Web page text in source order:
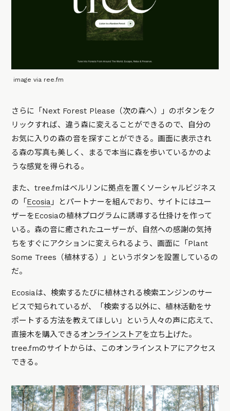
image via ree.fm
さらに「Next Forest Please（次の森へ）」のボタンをク
リックすれば、違う森に変えることができるので、自分の
お気に入りの森の音を探すことができる。画面に表示され
る森の写真も美しく、まるで本当に森を歩いているかのよ
うな感覚を得られる。
また、tree.fmはベルリンに拠点を置くソーシャルビジネス
の「 Ecosia 」とパートナーを組んでおり、サイトにはユー
ザーをEcosiaの植林プログラムに誘導する仕掛けを作って
いる。森の音に癒されたユーザーが、自然への感謝の気持
ちをすぐにアクションに変えられるよう、画面に「Plant
Some Trees（植林する）」というボタンを設置しているの
だ。
Ecosiaは、検索するたびに植林される検索エンジンのサー
ビスで知られているが、「検索する以外に、植林活動をサ
ポートする方法を教えてほしい」という人々の声に応えて、
直接木を購入できるオンラインストアを立ち上げた。
tree.fmのサイトからは、このオンラインストアにアクセス
できる。